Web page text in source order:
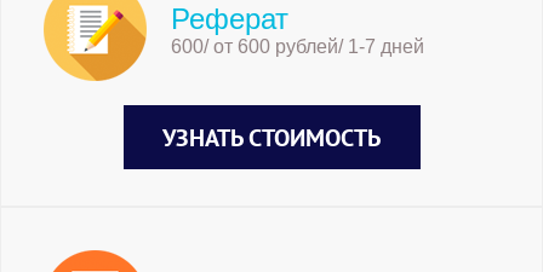
Реферат
600/ от 600 рублей/ 1-7 дней
УЗНАТЬ СТОИМОСТЬ